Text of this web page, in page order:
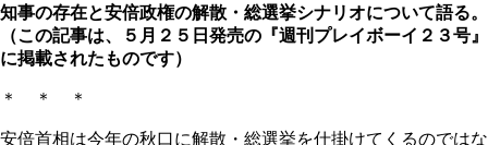
知事の存在と安倍政権の解散・総選挙シナリオについて語る。
（この記事は、５月２５日発売の『週刊プレイボーイ２３号』
に掲載されたものです）
＊ ＊ ＊
安倍首相は今年の秋口に解散・総選挙を仕掛けてくるのではな